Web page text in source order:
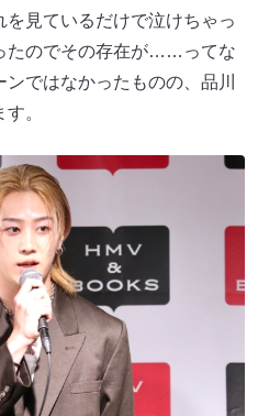
を見ているだけで泣けちゃっ
たのでその存在が……ってな
ではなかったものの、品川
。